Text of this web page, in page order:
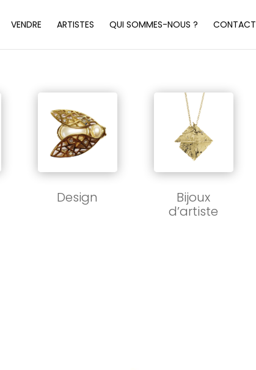
VENDRE ARTISTES QUI SOMMES-NOUS ? CONTACT
Design
Bijoux
d’artiste